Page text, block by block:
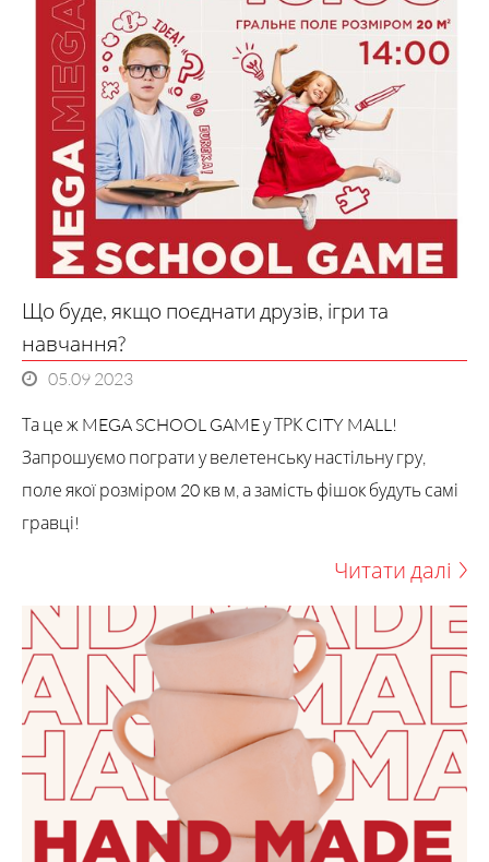
Що буде, якщо поєднати друзів, ігри та
навчання?
05.09 2023
Та це ж MEGA SCHOOL GAME у ТРК CITY MALL!
Запрошуємо пограти у велетенську настільну гру,
поле якої розміром 20 кв м, а замість фішок будуть самі
Читати далі